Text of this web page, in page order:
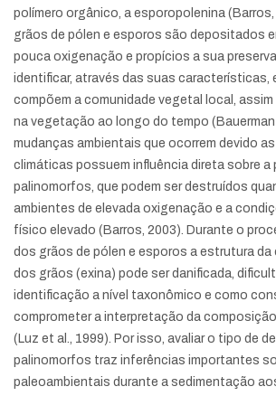
polímero orgânico, a esporopolenina
grãos de pólen e esporos são depositados
pouca oxigenação e propícios a sua
identificar, através das suas características,
compõem a comunidade vegetal local,
na vegetação ao longo do tempo (Bauerman
mudanças ambientais que ocorrem devido
climáticas possuem influência direta sobre a
palinomorfos, que podem ser destruídos
ambientes de elevada oxigenação e a
físico elevado (Barros, 2003). Durante o
dos grãos de pólen e esporos a estrutura da
dos grãos (exina) pode ser danificada,
identificação a nível taxonômico e como
comprometer a interpretação da
(Luz et al., 1999). Por isso, avaliar o tipo de
palinomorfos traz inferências importantes
paleoambientais durante a sedimentação